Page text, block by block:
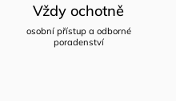
Vždy ochotně
osobní přístup a odborné
poradenství